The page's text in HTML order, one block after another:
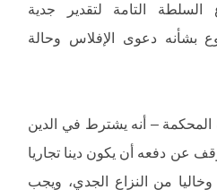
التامة لتقدير جدية
بشأنه دعوى الإفلاس وحالة
– أنه يشترط في الدين
عن دفعه أن يكون دينا تجاريا
وخاليا من النزاع الجدي، ويجب